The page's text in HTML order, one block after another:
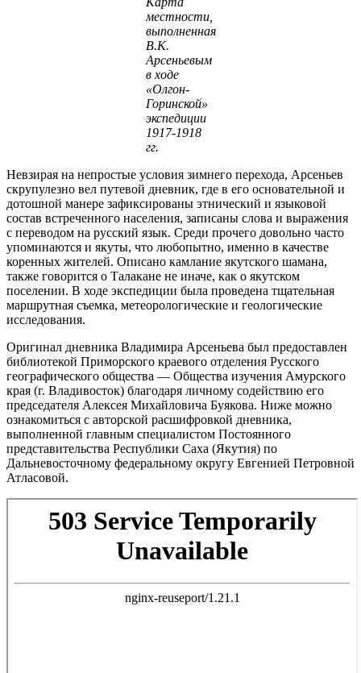
местности,
выполненная
В.К.
Арсеньевым
в ходе
«Олгон-
Горинской»
экспедиции
1917-1918
гг.
Невзирая на непростые условия зимнего перехода, Арсеньев
скрупулезно вел путевой дневник, где в его основательной и
дотошной манере зафиксированы этнический и языковой
состав встреченного населения, записаны слова и выражения
с переводом на русский язык. Среди прочего довольно часто
упоминаются и якуты, что любопытно, именно в качестве
коренных жителей. Описано камлание якутского шамана,
также говорится о Талакане не иначе, как о якутском
поселении. В ходе экспедиции была проведена тщательная
маршрутная съемка, метеорологические и геологические
исследования.
Оригинал дневника Владимира Арсеньева был предоставлен
библиотекой Приморского краевого отделения Русского
географического общества — Общества изучения Амурского
края (г. Владивосток) благодаря личному содействию его
председателя Алексея Михайловича Буякова. Ниже можно
ознакомиться с авторской расшифровкой дневника,
выполненной главным специалистом Постоянного
представительства Республики Саха (Якутия) по
Дальневосточному федеральному округу Евгенией Петровной
Атласовой.